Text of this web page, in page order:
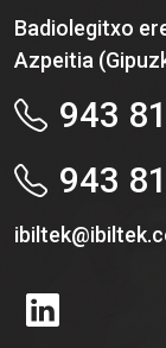
Badiolegitxo
Azpeitia
943
943